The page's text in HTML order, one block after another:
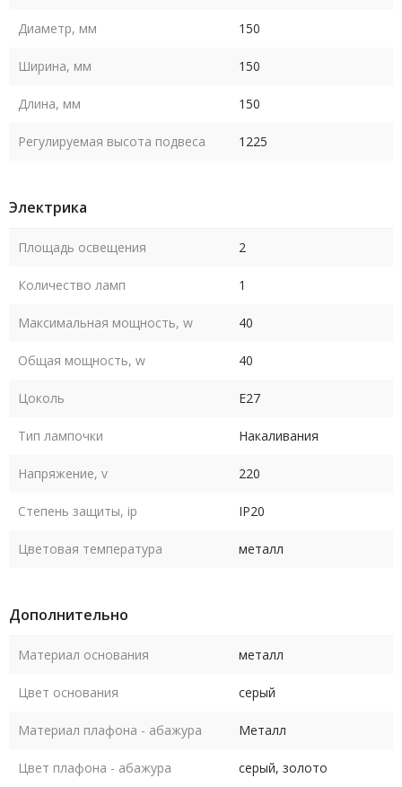
Диаметр, мм 150
Ширина, мм 150
Длина, мм 150
Регулируемая высота подвеса 1225
Электрика
Площадь освещения 2
Количество ламп 1
Максимальная мощность, w 40
Общая мощность, w 40
Цоколь E27
Тип лампочки Накаливания
Напряжение, v 220
Степень защиты, ip IP20
Цветовая температура металл
Дополнительно
Материал основания металл
Цвет основания серый
Материал плафона - абажура Металл
Цвет плафона - абажура серый, золото